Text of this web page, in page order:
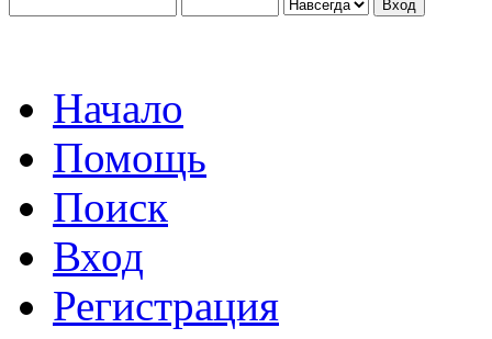
Начало
Помощь
Поиск
Вход
Регистрация